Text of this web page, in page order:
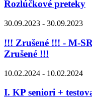
Rozlúčkové preteky
30.09.2023 - 30.09.2023
!!! Zrušené !!! - M-
Zrušené !!!
10.02.2024 - 10.02.2024
I. KP seniori +